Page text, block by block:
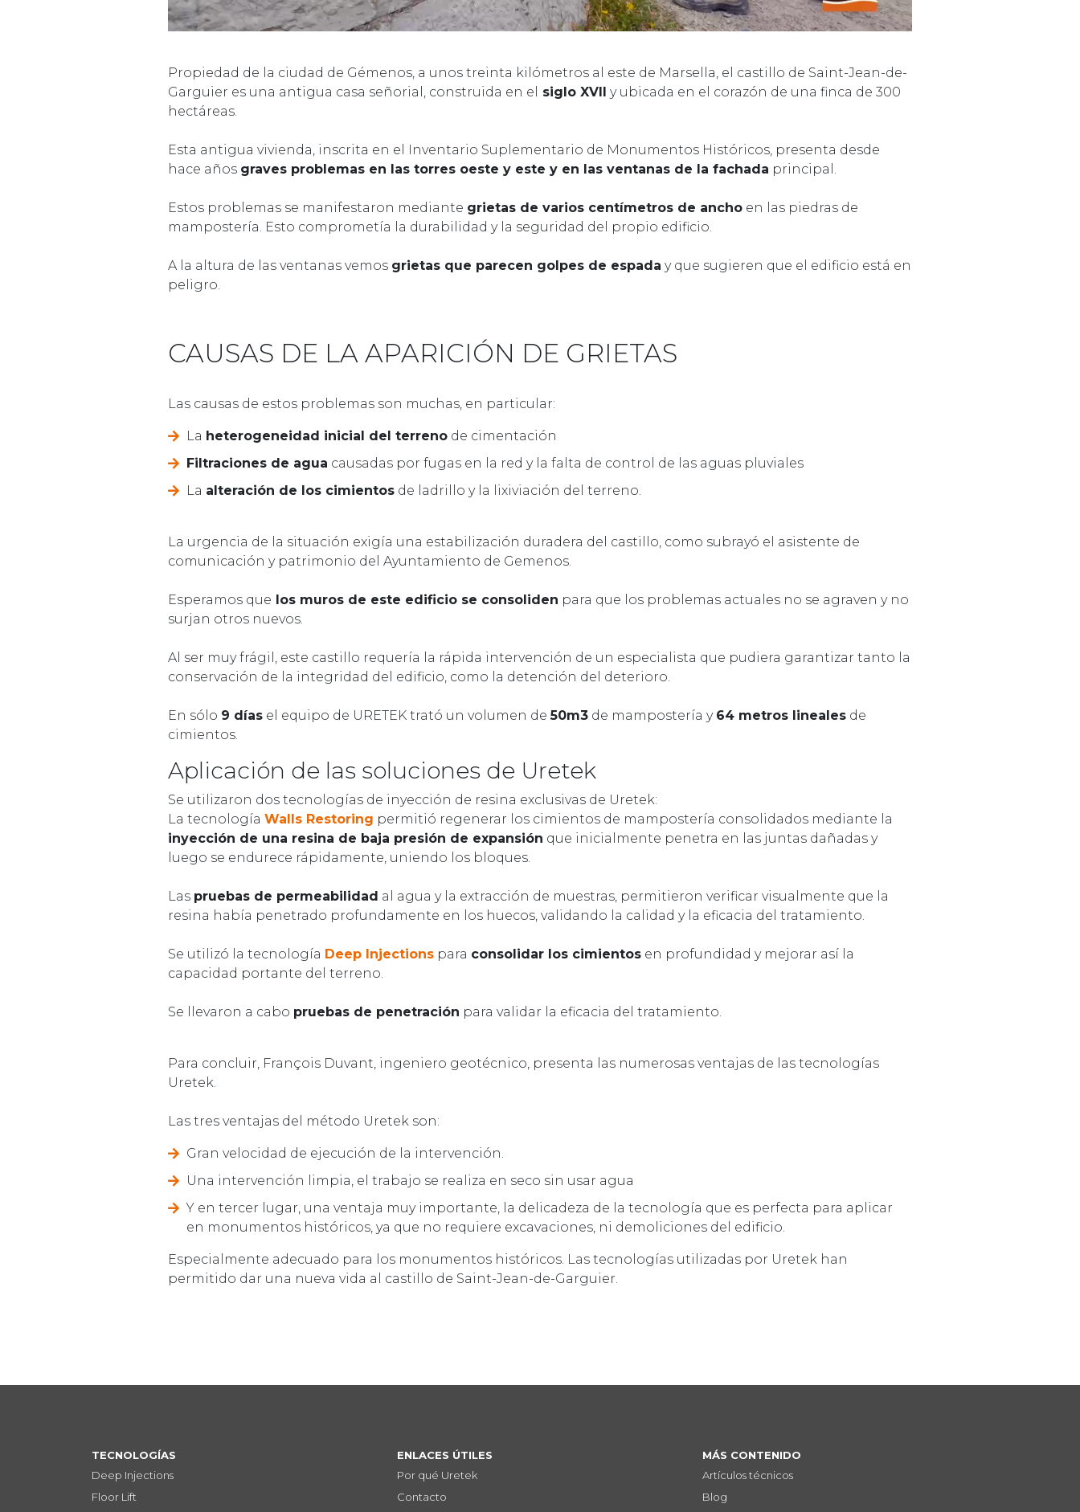
Propiedad de la ciudad de Gémenos, a unos treinta kilómetros al este de Marsella, el castillo de Saint-Jean-de-
Garguier es una antigua casa señorial, construida en el
siglo XVII y ubicada en el corazón de una finca de 300
hectáreas.
Esta antigua vivienda, inscrita en el Inventario Suplementario de Monumentos Históricos, presenta desde
hace años graves problemas en las torres oeste y este y en las ventanas de la fachada principal.
Estos problemas se manifestaron mediante grietas de varios centímetros de ancho en las piedras de
mampostería. Esto comprometía la durabilidad y la seguridad del propio edificio.
A la altura de las ventanas vemos grietas que parecen golpes de espada y que sugieren que el edificio está en
peligro.
CAUSAS DE LA APARICIÓN DE GRIETAS
Las causas de estos problemas son muchas, en particular:
La heterogeneidad inicial del terreno de cimentación
Filtraciones de agua causadas por fugas en la red y la falta de control de las aguas pluviales
La alteración de los cimientos de ladrillo y la lixiviación del terreno.
La urgencia de la situación exigía una estabilización duradera del castillo, como subrayó el asistente de
comunicación y patrimonio del Ayuntamiento de Gemenos.
Esperamos que los muros de este edificio se consoliden para que los problemas actuales no se agraven y no
surjan otros nuevos.
Al ser muy frágil, este castillo requería la rápida intervención de un especialista que pudiera garantizar tanto la
conservación de la integridad del edificio, como la detención del deterioro.
En sólo 9 días el equipo de URETEK trató un volumen de50m3 de mampostería y 64 metros lineales de
cimientos.
Aplicación de las soluciones de Uretek
Se utilizaron dos tecnologías de inyección de resina exclusivas de Uretek:
La tecnología Walls Restoring permitió regenerar los cimientos de mampostería consolidados mediante la
inyección de una resina de baja presión de expansión que inicialmente penetra en las juntas dañadas y
luego se endurece rápidamente, uniendo los bloques.
Las pruebas de permeabilidad al agua y la extracción de muestras, permitieron verificar visualmente que la
resina había penetrado profundamente en los huecos, validando la calidad y la eficacia del tratamiento.
Se utilizó la tecnología Deep Injections para consolidar los cimientos en profundidad y mejorar así la
capacidad portante del terreno.
Se llevaron a cabo pruebas de penetración para validar la eficacia del tratamiento.
Para concluir, François Duvant, ingeniero geotécnico, presenta las numerosas ventajas de las tecnologías
Uretek.
Las tres ventajas del método Uretek son:
Gran velocidad de ejecución de la intervención.
Una intervención limpia, el trabajo se realiza en seco sin usar agua
Y en tercer lugar, una ventaja muy importante, la delicadeza de la tecnología que es perfecta para aplicar
en monumentos históricos, ya que no requiere excavaciones, ni demoliciones del edificio.
Especialmente adecuado para los monumentos históricos. Las tecnologías utilizadas por Uretek han
permitido dar una nueva vida al castillo de Saint-Jean-de-Garguier.
TECNOLOGÍAS
Deep Injections
Floor Lift
ENLACES ÚTILES
Por qué Uretek
Contacto
MÁS CONTENIDO
Artículos técnicos
Blog